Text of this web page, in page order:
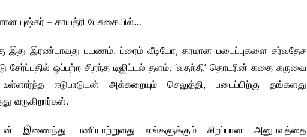
புஷ்கர் – காயத்ரி பேசுகையில்…
இது இரண்டாவது பயணம். ப்ரைம் வீடியோ, தரமான படைப்புகளை சர்வதேச
ஒப்பற்ற சிறந்த டிஜிட்டல் தளம். ‘வதந்தி’ தொடரின் கதை கருவை
ஈடுபாடுடன் அக்கறையும் செலுத்தி, படைப்பிற்கு தங்களது
வருகிறார்கள்.
இணைந்து பணியாற்றுவது எங்களுக்கும் சிறப்பான அனுபவத்தை